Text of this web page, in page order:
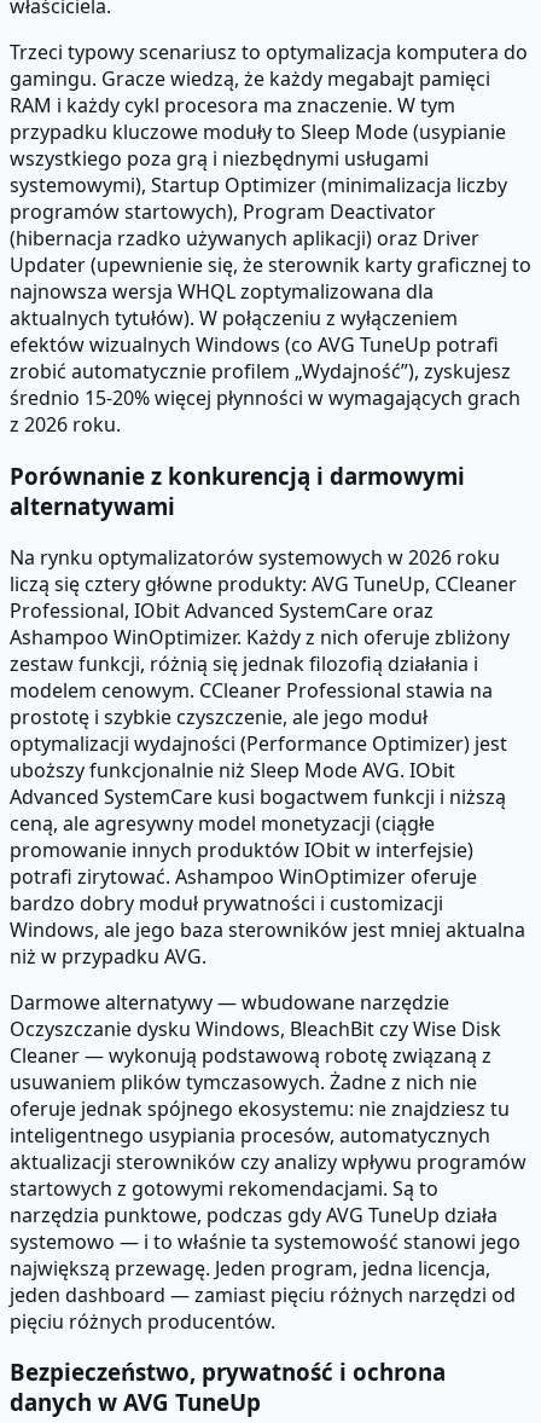
właściciela.
Trzeci typowy scenariusz to optymalizacja komputera do
gamingu. Gracze wiedzą, że każdy megabajt pamięci
RAM i każdy cykl procesora ma znaczenie. W tym
przypadku kluczowe moduły to Sleep Mode (usypianie
wszystkiego poza grą i niezbędnymi usługami
systemowymi), Startup Optimizer (minimalizacja liczby
programów startowych), Program Deactivator
(hibernacja rzadko używanych aplikacji) oraz Driver
Updater (upewnienie się, że sterownik karty graficznej to
najnowsza wersja WHQL zoptymalizowana dla
aktualnych tytułów). W połączeniu z wyłączeniem
efektów wizualnych Windows (co AVG TuneUp potrafi
zrobić automatycznie profilem „Wydajność”), zyskujesz
średnio 15-20% więcej płynności w wymagających grach
z 2026 roku.
Porównanie z konkurencją i darmowymi
alternatywami
Na rynku optymalizatorów systemowych w 2026 roku
liczą się cztery główne produkty: AVG TuneUp, CCleaner
Professional, IObit Advanced SystemCare oraz
Ashampoo WinOptimizer. Każdy z nich oferuje zbliżony
zestaw funkcji, różnią się jednak filozofią działania i
modelem cenowym. CCleaner Professional stawia na
prostotę i szybkie czyszczenie, ale jego moduł
optymalizacji wydajności (Performance Optimizer) jest
uboższy funkcjonalnie niż Sleep Mode AVG. IObit
Advanced SystemCare kusi bogactwem funkcji i niższą
ceną, ale agresywny model monetyzacji (ciągłe
promowanie innych produktów IObit w interfejsie)
potrafi zirytować. Ashampoo WinOptimizer oferuje
bardzo dobry moduł prywatności i customizacji
Windows, ale jego baza sterowników jest mniej aktualna
niż w przypadku AVG.
Darmowe alternatywy — wbudowane narzędzie
Oczyszczanie dysku Windows, BleachBit czy Wise Disk
Cleaner — wykonują podstawową robotę związaną z
usuwaniem plików tymczasowych. Żadne z nich nie
oferuje jednak spójnego ekosystemu: nie znajdziesz tu
inteligentnego usypiania procesów, automatycznych
aktualizacji sterowników czy analizy wpływu programów
startowych z gotowymi rekomendacjami. Są to
narzędzia punktowe, podczas gdy AVG TuneUp działa
systemowo — i to właśnie ta systemowość stanowi jego
największą przewagę. Jeden program, jedna licencja,
jeden dashboard — zamiast pięciu różnych narzędzi od
pięciu różnych producentów.
Bezpieczeństwo, prywatność i ochrona
danych w AVG TuneUp